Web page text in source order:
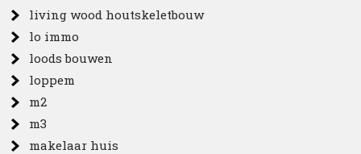
living wood houtskeletbouw
lo immo
loods bouwen
loppem
m2
m3
makelaar huis